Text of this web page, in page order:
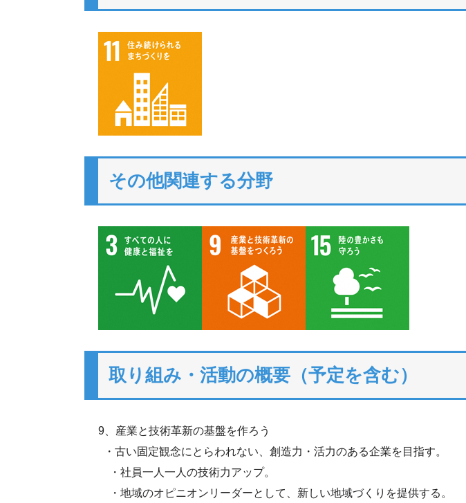
その他関連する分野
取り組み・活動の概要（予定を含む）
9、産業と技術革新の基盤を作ろう
・古い固定観念にとらわれない、創造力・活力のある企業を目指す。
・社員一人一人の技術力アップ。
・地域のオピニオンリーダーとして、新しい地域づくりを提供する。